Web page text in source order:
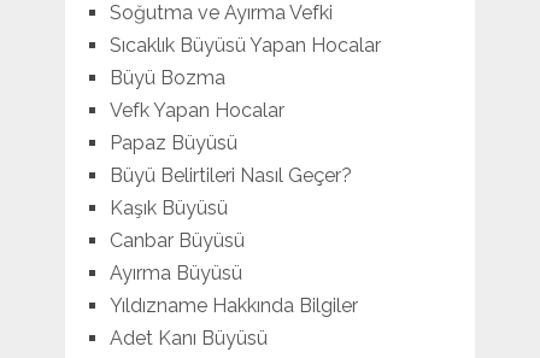
Soğutma ve Ayırma Vefki
Sıcaklık Büyüsü Yapan Hocalar
Büyü Bozma
Vefk Yapan Hocalar
Papaz Büyüsü
Büyü Belirtileri Nasıl Geçer?
Kaşık Büyüsü
Canbar Büyüsü
Ayırma Büyüsü
Yıldızname Hakkında Bilgiler
Adet Kanı Büyüsü